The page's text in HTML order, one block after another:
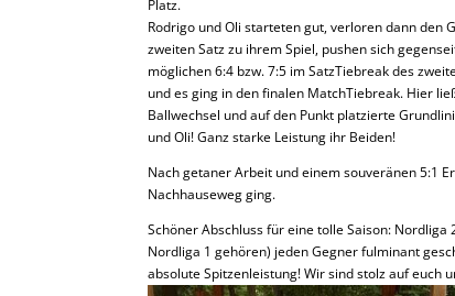
Platz.
Rodrigo und Oli starteten gut, verloren dann den
zweiten Satz zu ihrem Spiel, pushen sich
möglichen 6:4 bzw. 7:5 im SatzTiebreak des
und es ging in den finalen MatchTiebreak. Hier
Ballwechsel und auf den Punkt platzierte
und Oli! Ganz starke Leistung ihr Beiden!
Nach getaner Arbeit und einem souveränen 5:1
Nachhauseweg ging.
Schöner Abschluss für eine tolle Saison:
Nordliga 1 gehören) jeden Gegner fulminant
absolute Spitzenleistung! Wir sind stolz auf euch